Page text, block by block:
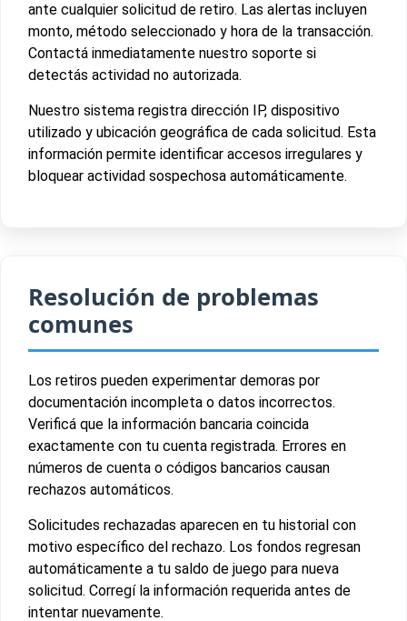
ante cualquier solicitud de retiro. Las alertas incluyen
monto, método seleccionado y hora de la transacción.
Contactá inmediatamente nuestro soporte si
detectás actividad no autorizada.
Nuestro sistema registra dirección IP, dispositivo
utilizado y ubicación geográfica de cada solicitud. Esta
información permite identificar accesos irregulares y
bloquear actividad sospechosa automáticamente.
Resolución de problemas
comunes
Los retiros pueden experimentar demoras por
documentación incompleta o datos incorrectos.
Verificá que la información bancaria coincida
exactamente con tu cuenta registrada. Errores en
números de cuenta o códigos bancarios causan
rechazos automáticos.
Solicitudes rechazadas aparecen en tu historial con
motivo específico del rechazo. Los fondos regresan
automáticamente a tu saldo de juego para nueva
solicitud. Corregí la información requerida antes de
intentar nuevamente.